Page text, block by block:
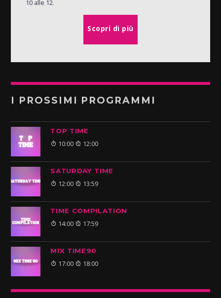
10 alle 12.
Scopri di più
I PROSSIMI PROGRAMMI
TOP TIME
10:00 12:00
SATURDAY TIME
12:00 13:59
TIME COMPILATION
14:00 17:59
MIX TIME90
17:00 18:00